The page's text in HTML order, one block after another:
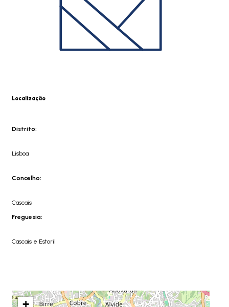
Localização
Distrito:
Lisboa
Concelho:
Cascais
Freguesia:
Cascais e Estoril
+